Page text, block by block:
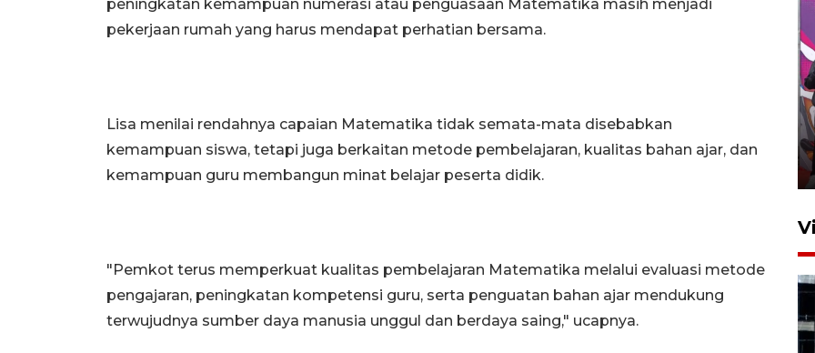
peningkatan kemampuan numerasi atau penguasaan Matematika masih menjadi
pekerjaan rumah yang harus mendapat perhatian bersama.
Lisa menilai rendahnya capaian Matematika tidak semata-mata disebabkan
kemampuan siswa, tetapi juga berkaitan metode pembelajaran, kualitas bahan ajar, dan
kemampuan guru membangun minat belajar peserta didik.
"Pemkot terus memperkuat kualitas pembelajaran Matematika melalui evaluasi metode
pengajaran, peningkatan kompetensi guru, serta penguatan bahan ajar mendukung
terwujudnya sumber daya manusia unggul dan berdaya saing," ucapnya.
pembukaan Turnamen Sepak
Bola Usia Dini